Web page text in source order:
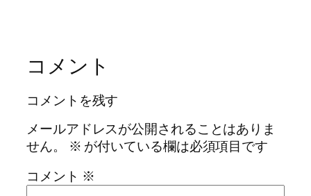
コメント
コメントを残す
メールアドレスが公開されることはありま
せん。
※ が付いている欄は必須項目です
コメント ※